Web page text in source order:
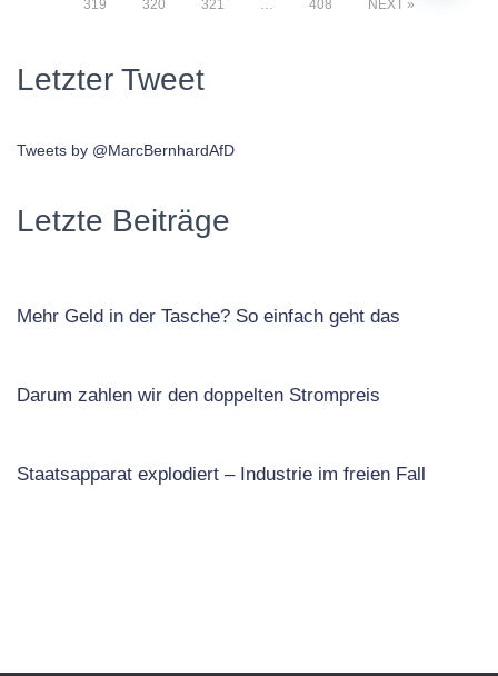
319 320 321 … 408 NEXT
Letzter Tweet
Tweets by @MarcBernhardAfD
Letzte Beiträge
Mehr Geld in der Tasche? So einfach geht das
Darum zahlen wir den doppelten Strompreis
Staatsapparat explodiert – Industrie im freien Fall